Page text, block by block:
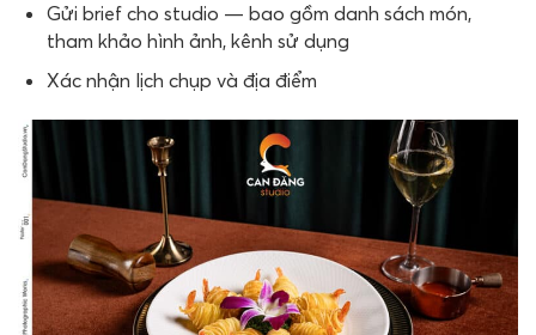
Gửi brief cho studio — bao gồm danh sách món,
tham khảo hình ảnh, kênh sử dụng
Xác nhận lịch chụp và địa điểm